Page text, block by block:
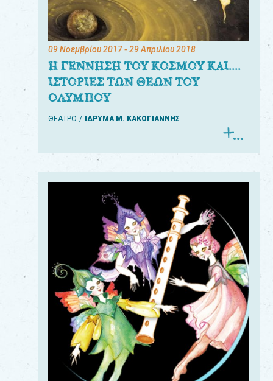
09 Νοεμβρίου 2017- 29 Απριλίου 2018
Η ΓΕΝΝΗΣΗ ΤΟΥ ΚΟΣΜΟΥ ΚΑΙ....
ΙΣΤΟΡΙΕΣ ΤΩΝ ΘΕΩΝ ΤΟΥ
ΟΛΥΜΠΟΥ
ΘΕΑΤΡΟ ΙΔΡΥΜΑ Μ. ΚΑΚΟΓΙΑΝΝΗΣ